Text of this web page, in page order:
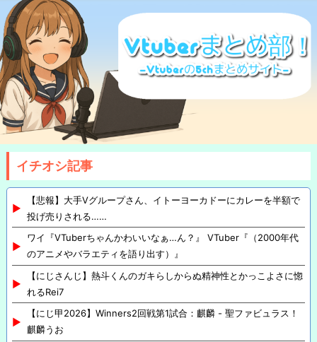
イチオシ記事
【悲報】大手Vグループさん、イトーヨーカドーにカレーを半額で
投げ売りされる……
ワイ『VTuberちゃんかわいいなぁ…ん？』 VTuber『（2000年代
のアニメやバラエティを語り出す）』
【にじさんじ】熱斗くんのガキらしからぬ精神性とかっこよさに惚
れるRei7
【にじ甲2026】Winners2回戦第1試合：麒麟 - 聖ファビュラス！
麒麟うお